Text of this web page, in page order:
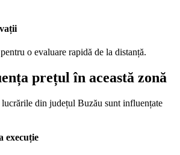
o evaluare rapidă de la distanță.
prețul în această zonă
din județul Buzău sunt influențate
execuție